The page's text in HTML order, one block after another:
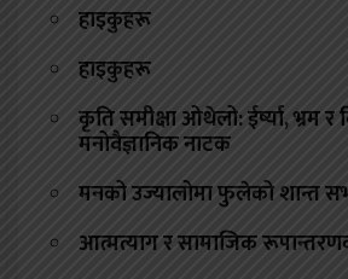
हाइकुहरू
हाइकुहरू
कृति समीक्षा ओथेलो: ईर्ष्या, भ्रम र
मनोवैज्ञानिक नाटक
मनको उज्यालोमा फुलेको शान्त
आत्मत्याग र सामाजिक